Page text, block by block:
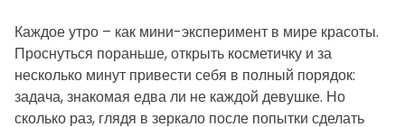
Каждое утро – как мини-эксперимент в мире красоты.
Проснуться пораньше, открыть косметичку и за
несколько минут привести себя в полный порядок:
задача, знакомая едва ли не каждой девушке. Но
сколько раз, глядя в зеркало после попытки сделать